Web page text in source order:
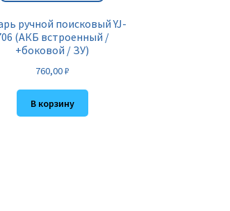
ручной поисковый YJ-
(АКБ встроенный /
+боковой / ЗУ)
760,00₽
В корзину